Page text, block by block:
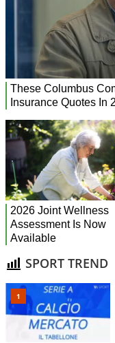
SPORT TREND